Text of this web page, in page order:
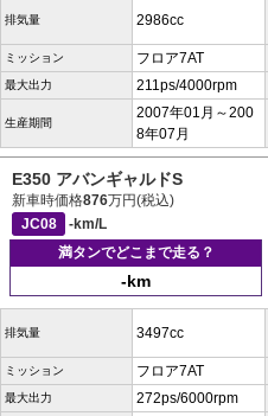
排気量 2986cc
ミッション フロア7AT
最大出力 211ps/4000rpm
生産期間
2007年01月～200
8年07月
E350 アバンギャルドS
新車時価格876万円(税込)
JC08
-km/L
満タンでどこまで走る？
-km
排気量 3497cc
ミッション フロア7AT
最大出力 272ps/6000rpm